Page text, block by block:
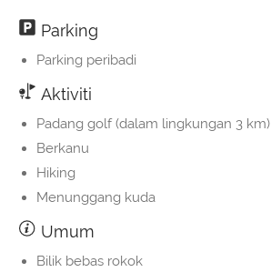
Parking
Parking peribadi
Aktiviti
Padang golf (dalam lingkungan 3 km)
Berkanu
Hiking
Menunggang kuda
Umum
Bilik bebas rokok